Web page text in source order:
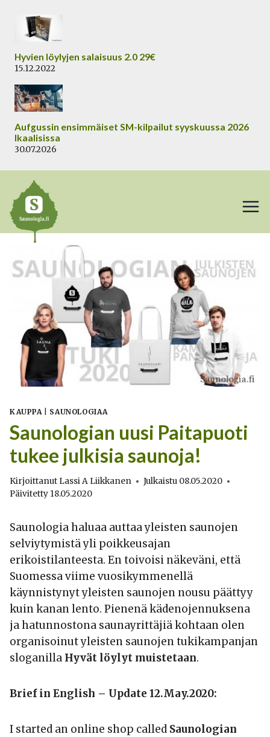
sisältöön
Hyvien löylyjen salaisuus 2.0 29€
15.12.2022
Aufgussin ensimmäiset SM-kilpailut syyskuussa 2026
Ikaalisissa
30.07.2026
KAUPPA SAUNOLOGIAA
Saunologian uusi Paitapuoti
tukee julkisia saunoja!
Kirjoittanut Lassi A Liikkanen Julkaistu 08.05.2020
Päivitetty 18.05.2020
Saunologia haluaa auttaa yleisten saunojen
selviytymistä yli poikkeusajan
erikoistilanteesta. En toivoisi näkeväni, että
Suomessa viime vuosikymmenellä
käynnistynyt yleisten saunojen nousu päättyy
kuin kanan lento. Pienenä kädenojennuksena
ja hatunnostona saunayrittäjiä kohtaan olen
organisoinut yleisten saunojen tukikampanjan
sloganilla Hyvät löylyt muistetaan.
Brief in English – Update 12.May.2020:
I started an online shop called Saunologian